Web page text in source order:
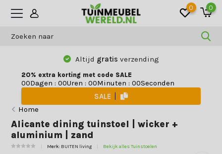
0 0
Altijd gratis verzending
20% extra korting met code SALE
00Dagen : 00Uren : 00Minuten : 00Seconden
SALE
Home
Alicante dining tuinstoel | wicker +
aluminium | zand
Merk: BUITEN living Bekijk alles Tuinstoelen